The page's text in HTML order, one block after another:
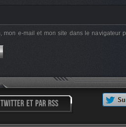
mon e-mail et mon site dans le navigateur